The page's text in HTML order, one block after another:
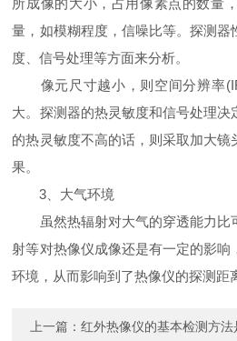
所成像的大小，占用像素点的数量
量，如模糊程度，信噪比等。探测器
度、信号处理等方面来分析。
像元尺寸越小，则空间分辨率
大。探测器的热灵敏度和信号处理决
的热灵敏度不高的话，则采取加大镜
果。
3、大气环境
虽然热辐射对大气的穿透能力比
射等对热像仪成像还是有一定的影响
环境，从而影响到了热像仪的探测距
上一篇：红外热像仪的基本检测方法